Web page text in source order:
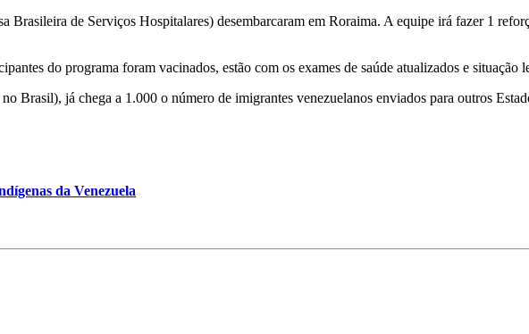
Brasileira de Serviços Hospitalares) desembarcaram em Roraima. A equipe irá fazer 1
do programa foram vacinados, estão com os exames de saúde atualizados e situação
Brasil), já chega a 1.000 o número de imigrantes venezuelanos enviados para outros
da Venezuela